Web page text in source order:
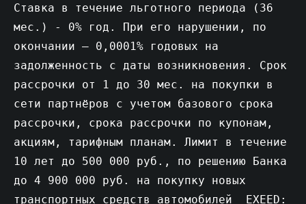
Ставка в течение льготного периода (36
мес.) - 0% год. При его нарушении, по
окончании – 0,0001% годовых на
задолженность с даты возникновения. Срок
рассрочки от 1 до 30 мес. на покупки в
сети партнёров с учетом базового срока
рассрочки, срока рассрочки по купонам,
акциям, тарифным планам. Лимит в течение
10 лет до 500 000 руб., по решению Банка
до 4 900 000 руб. на покупку новых
транспортных средств автомобилей EXEED: